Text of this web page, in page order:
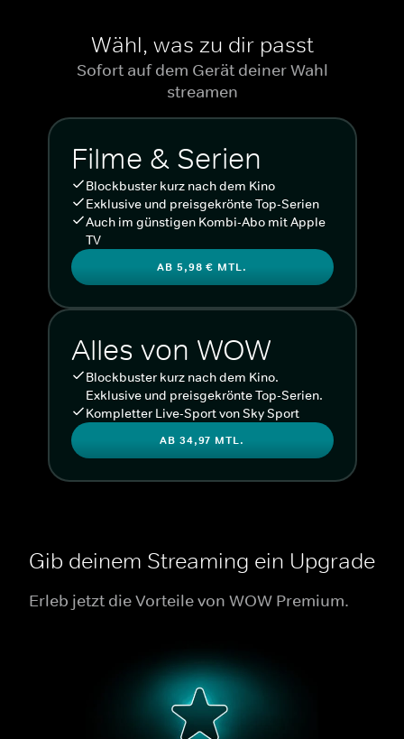
Wähl, was zu dir passt
Sofort auf dem Gerät deiner Wahl
streamen
Filme & Serien
Blockbuster kurz nach dem Kino
Exklusive und preisgekrönte Top-Serien
Auch im günstigen Kombi-Abo mit Apple
TV
AB 5,98 € MTL.
Alles von WOW
Blockbuster kurz nach dem Kino.
Exklusive und preisgekrönte Top-Serien.
Kompletter Live-Sport von Sky Sport
AB 34,97 MTL.
Gib deinem Streaming ein Upgrade
Erleb jetzt die Vorteile von WOW Premium.